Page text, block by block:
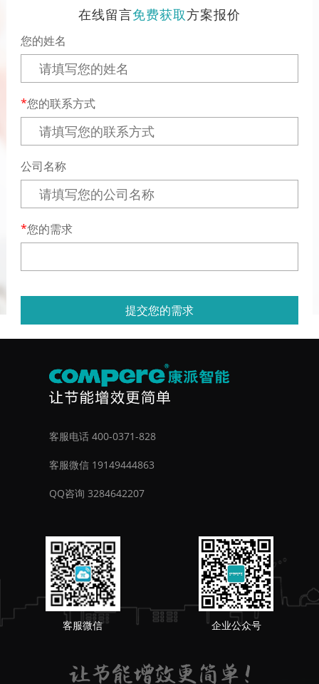
在线留言免费获取方案报价
您的姓名
您的联系方式
公司名称
您的需求
提交您的需求
客服电话 400-0371-828
客服微信 19149444863
QQ咨询 3284642207
客服微信 企业公众号